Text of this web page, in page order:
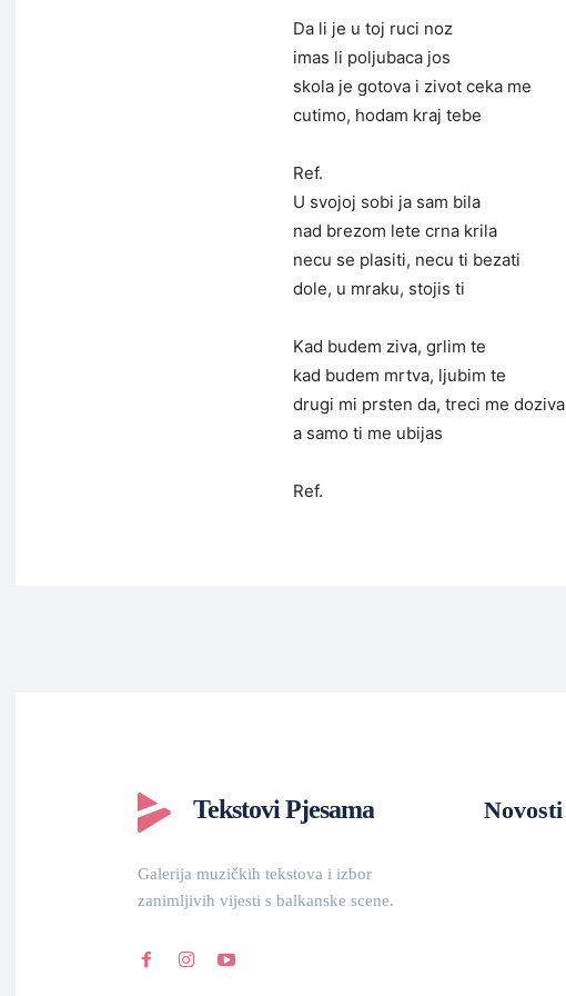
Da li je u toj ruci noz
imas li poljubaca jos
skola je gotova i zivot ceka me
cutimo, hodam kraj tebe
Ref.
U svojoj sobi ja sam bila
nad brezom lete crna krila
necu se plasiti, necu ti bezati
dole, u mraku, stojis ti
Kad budem ziva, grlim te
kad budem mrtva, ljubim te
drugi mi prsten da, treci me doziva
a samo ti me ubijas
Ref.
Tekstovi Pjesama
Galerija muzičkih tekstova i izbor
zanimljivih vijesti s balkanske scene.
Novosti